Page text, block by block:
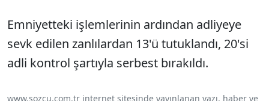
Emniyetteki işlemlerinin ardından adliyeye
sevk edilen zanlılardan 13'ü tutuklandı, 20'si
adli kontrol şartıyla serbest bırakıldı.
www.sozcu.com.tr internet sitesinde yayınlanan yazı, haber ve